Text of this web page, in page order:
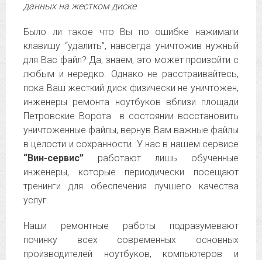
данных на жестком диске.
Было ли такое что Вы по ошибке нажимали
клавишу “удалить”, навсегда уничтожив нужный
для Вас файл? Да, знаем, это может произойти с
любым и нередко. Однако не расстраивайтесь,
пока Ваш жесткий диск физически не уничтожен,
инженеры ремонта ноутбуков вблизи площади
Петровские Ворота в состоянии восстановить
уничтоженные файлы, вернув Вам важные файлы
в целости и сохранности. У нас в нашем сервисе
“Вин-сервис” работают лишь обученные
инженеры, которые периодически посещают
тренинги для обеспечения лучшего качества
услуг.
Наши ремонтные работы подразумевают
починку всех современных основных
производителей ноутбуков, компьютеров и